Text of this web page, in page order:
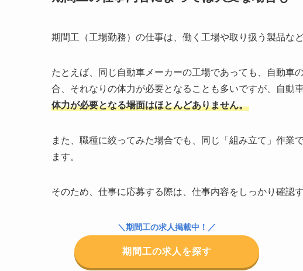
期間工（工場勤務）の仕事は、働く工場や取り扱う製品な
たとえば、同じ自動車メーカーの工場であっても、自動車
合、それなりの体力が必要となることも多いですが、自動車
体力が必要となる場面はほとんどありません。
また、職種に絞ってみた場合でも、同じ「組み立て」作業
ます。
そのため、仕事に応募する際は、仕事内容をしっかり確認
＼期間工の求人掲載中！／
期間工の求人を探す